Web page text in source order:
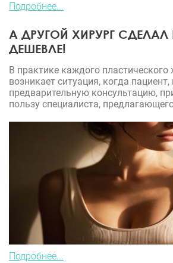
Подробнее...
А ДРУГОЙ ХИРУРГ СДЕЛАЛ
ДЕШЕВЛЕ!
В практике каждого пластического
возникает ситуация, когда
предварительную консультацию,
пользу специалиста,
Подробнее...